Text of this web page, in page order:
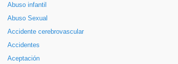
Abuso infantil
Abuso Sexual
Accidente cerebrovascular
Accidentes
Aceptación